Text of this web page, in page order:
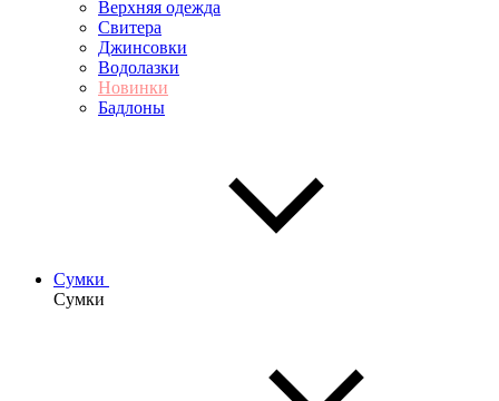
Верхняя одежда
Свитера
Джинсовки
Водолазки
Новинки
Бадлоны
Сумки
Сумки